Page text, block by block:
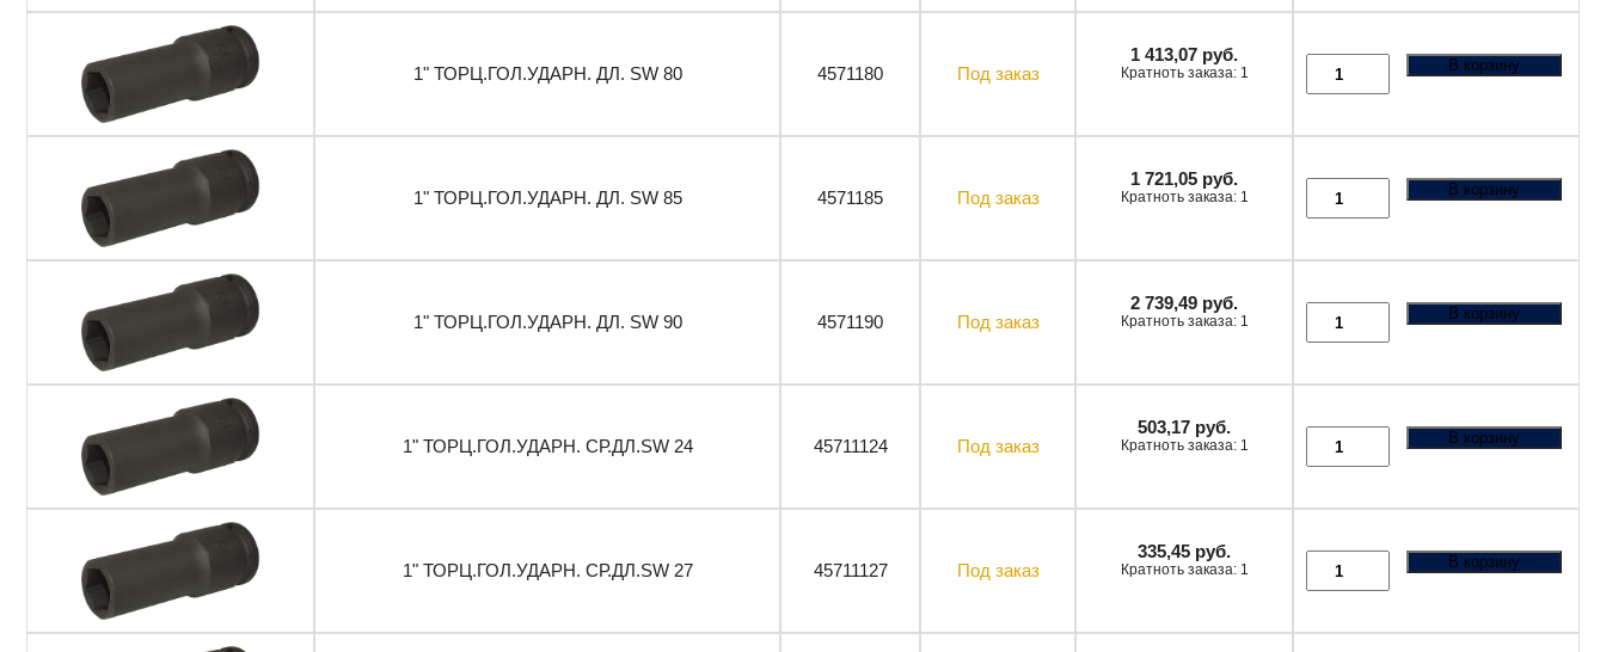
1" ТОРЦ.ГОЛ.УДАРН. ДЛ. SW 80 4571180 Под заказ
1 413,07 руб.
Кратноть заказа: 1 В корзину
1" ТОРЦ.ГОЛ.УДАРН. ДЛ. SW 85 4571185 Под заказ
1 721,05 руб.
Кратноть заказа: 1 В корзину
1" ТОРЦ.ГОЛ.УДАРН. ДЛ. SW 90 4571190 Под заказ
2 739,49 руб.
Кратноть заказа: 1 В корзину
1" ТОРЦ.ГОЛ.УДАРН. СР.ДЛ.SW 24 45711124 Под заказ
503,17 руб.
Кратноть заказа: 1 В корзину
1" ТОРЦ.ГОЛ.УДАРН. СР.ДЛ.SW 27 45711127 Под заказ
335,45 руб.
Кратноть заказа: 1 В корзину